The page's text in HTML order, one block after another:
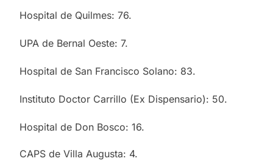
Hospital de Quilmes: 76.
UPA de Bernal Oeste: 7.
Hospital de San Francisco Solano: 83.
Instituto Doctor Carrillo (Ex Dispensario): 50.
Hospital de Don Bosco: 16.
CAPS de Villa Augusta: 4.